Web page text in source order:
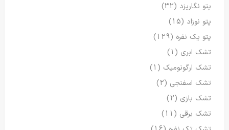
پتو نگاریزد (32)
پتو نوزاد (15)
پتو یک نفره (129)
تشک ابری (1)
تشک ارگونومیک (1)
تشک اسفنجی (2)
تشک بازی (2)
تشک برقی (11)